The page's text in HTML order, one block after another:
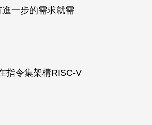
一步的需求就需
指令集架構RISC-V